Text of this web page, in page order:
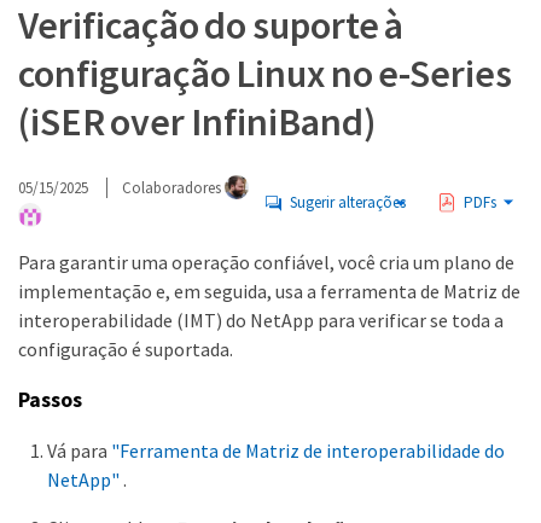
Verificação do suporte à
configuração Linux no e-Series
(iSER over InfiniBand)
05/15/2025 Colaboradores
Sugerir alterações PDFs
Para garantir uma operação confiável, você cria um plano de
implementação e, em seguida, usa a ferramenta de Matriz de
interoperabilidade (IMT) do NetApp para verificar se toda a
configuração é suportada.
Passos
Vá para "Ferramenta de Matriz de interoperabilidade do
NetApp" .